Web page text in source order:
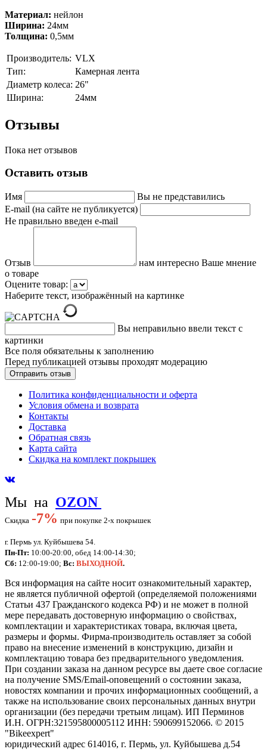
Материал: нейлон
Ширина: 24мм
Толщина: 0,5мм
Производитель: VLX
Тип:
Камерная лента
Диаметр колеса: 26"
Ширина:
24мм
Отзывы
Пока нет отзывов
Оставить отзыв
Имя
Вы не представились
E-mail (на сайте не публикуется)
Не правильно введен e-mail
Отзыв
нам интересно Ваше мнение
о товаре
Оцените товар:
Наберите текст, изображённый на картинке
Вы неправильно ввели текст с
картинки
Все поля обязательны к заполнению
Перед публикацией отзывы проходят модерацию
Политика конфиденциальности и оферта
Условия обмена и возврата
Контакты
Доставка
Обратная связь
Карта сайта
Скидка на комплект покрышек
Мы на OZON
Скидка -7% при покупке 2-х покрышек
г. Пермь ул. Куйбышева 54.
Пн-Пт: 10:00-20:00, обед 14:00-14:30;
Сб: 12:00-19:00; Вс: ВЫХОДНОЙ.
Вся информация на сайте носит ознакомительный характер,
не является публичной офертой (определяемой положениями
Статьи 437 Гражданского кодекса РФ) и не может в полной
мере передавать достоверную информацию о свойствах,
комплектации и характеристиках товара, включая цвета,
размеры и формы. Фирма-производитель оставляет за собой
право на внесение изменений в конструкцию, дизайн и
комплектацию товара без предварительного уведомления.
При создании заказа на данном ресурсе вы даете свое согласие
на получение SMS/Email-оповещений о состоянии заказа,
новостях компании и прочих информационных сообщений, а
также на использование своих персональных данных внутри
организации (без передачи третьим лицам). ИП Перминов
И.Н. ОГРН:321595800005112 ИНН: 590699152066. © 2015
"Bikeexpert"
юридический адрес 614016, г. Пермь, ул. Куйбышева д.54